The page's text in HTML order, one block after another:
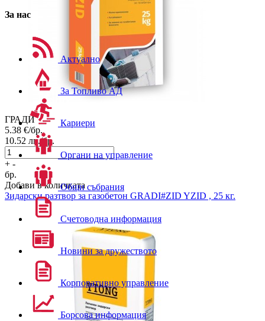
ГРАДИ
5.38 €/бр.
10.52 лв./бр.
+ -
бр.
Добави в количката
Зидарски разтвор за газобетон GRADI#ZID YZID , 25 кг.
За нас
Актуално
За Топливо АД
Кариери
Органи на управление
Общи събрания
Счетоводна информация
Новини за дружеството
Корпоративно управление
Борсова информация